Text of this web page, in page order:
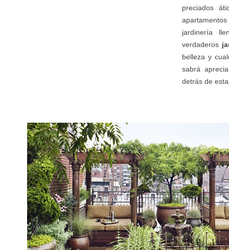
preciados
jardinería
verdaderos
belleza y
sabrá
detrás de